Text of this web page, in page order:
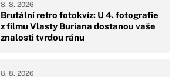
Brutální retro fotokvíz: U 4. fotografie
z filmu Vlasty Buriana dostanou vaše
znalosti tvrdou ránu
8. 8. 2026
8. 8. 2026